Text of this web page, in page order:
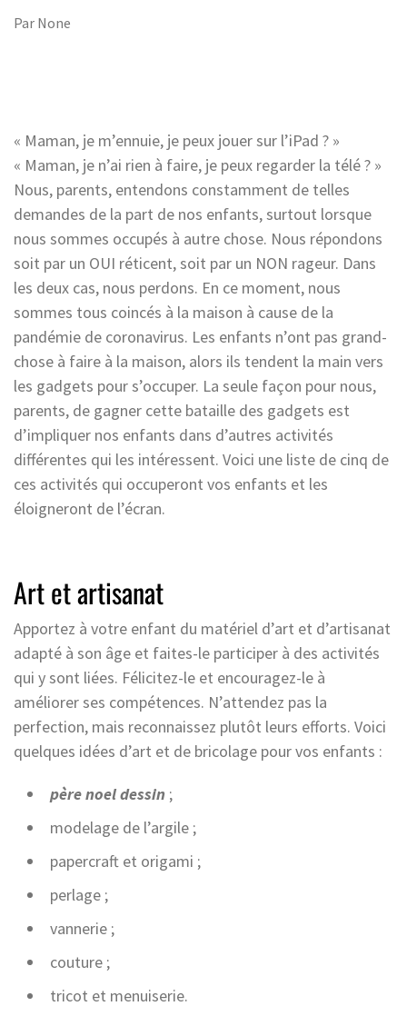
Par None
« Maman, je m’ennuie, je peux jouer sur l’iPad ? »
« Maman, je n’ai rien à faire, je peux regarder la télé ? »
Nous, parents, entendons constamment de telles
demandes de la part de nos enfants, surtout lorsque
nous sommes occupés à autre chose. Nous répondons
soit par un OUI réticent, soit par un NON rageur. Dans
les deux cas, nous perdons. En ce moment, nous
sommes tous coincés à la maison à cause de la
pandémie de coronavirus. Les enfants n’ont pas grand-
chose à faire à la maison, alors ils tendent la main vers
les gadgets pour s’occuper. La seule façon pour nous,
parents, de gagner cette bataille des gadgets est
d’impliquer nos enfants dans d’autres activités
différentes qui les intéressent. Voici une liste de cinq de
ces activités qui occuperont vos enfants et les
éloigneront de l’écran.
Art et artisanat
Apportez à votre enfant du matériel d’art et d’artisanat
adapté à son âge et faites-le participer à des activités
qui y sont liées. Félicitez-le et encouragez-le à
améliorer ses compétences. N’attendez pas la
perfection, mais reconnaissez plutôt leurs efforts. Voici
quelques idées d’art et de bricolage pour vos enfants :
père noel dessin ;
modelage de l’argile ;
papercraft et origami ;
perlage ;
vannerie ;
couture ;
tricot et menuiserie.